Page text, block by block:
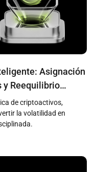
Asignación
y Reequilibrio
de criptoactivos,
la volatilidad en